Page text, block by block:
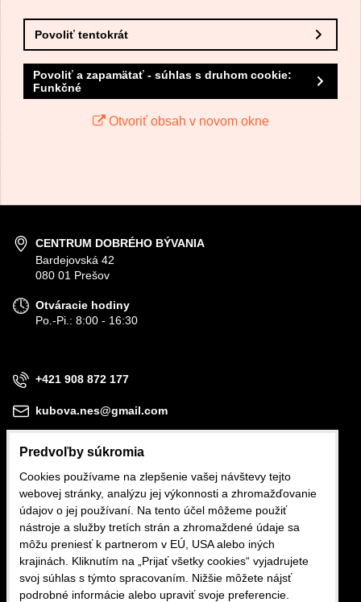
Odoslať
Povoliť tentokrát
Povoliť a zapamätať - súhlas s druhom cookie:
Funkčné
Otvoriť obsah v novom okne
CENTRUM DOBRÉHO BÝVANIA
Bardejovská 42
080 01 Prešov
Otváracie hodiny
Po.-Pi.: 8:00 - 16:30
+421 908 872 177
kubova.nes@gmail.com
Obchodné podmienky
Reklamačné podmienky
Ochrana osobných údajov
Predvoľby súkromia
Cookies používame na zlepšenie vašej návštevy tejto
webovej stránky, analýzu jej výkonnosti a zhromažďovanie
údajov o jej používaní. Na tento účel môžeme použiť
nástroje a služby tretích strán a zhromaždené údaje sa
môžu preniesť k partnerom v EÚ, USA alebo iných
krajinách. Kliknutím na „Prijať všetky cookies“ vyjadrujete
svoj súhlas s týmto spracovaním. Nižšie môžete nájsť
podrobné informácie alebo upraviť svoje preferencie.